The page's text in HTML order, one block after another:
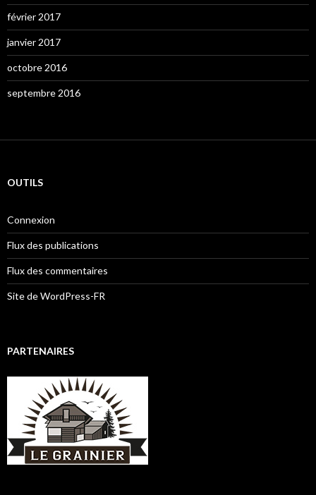
février 2017
janvier 2017
octobre 2016
septembre 2016
OUTILS
Connexion
Flux des publications
Flux des commentaires
Site de WordPress-FR
PARTENAIRES